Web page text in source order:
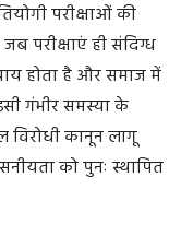
परीक्षाओं की
परीक्षाएं ही संदिग्ध
होता है और समाज में
गंभीर समस्या के
कानून लागू
को पुनः स्थापित